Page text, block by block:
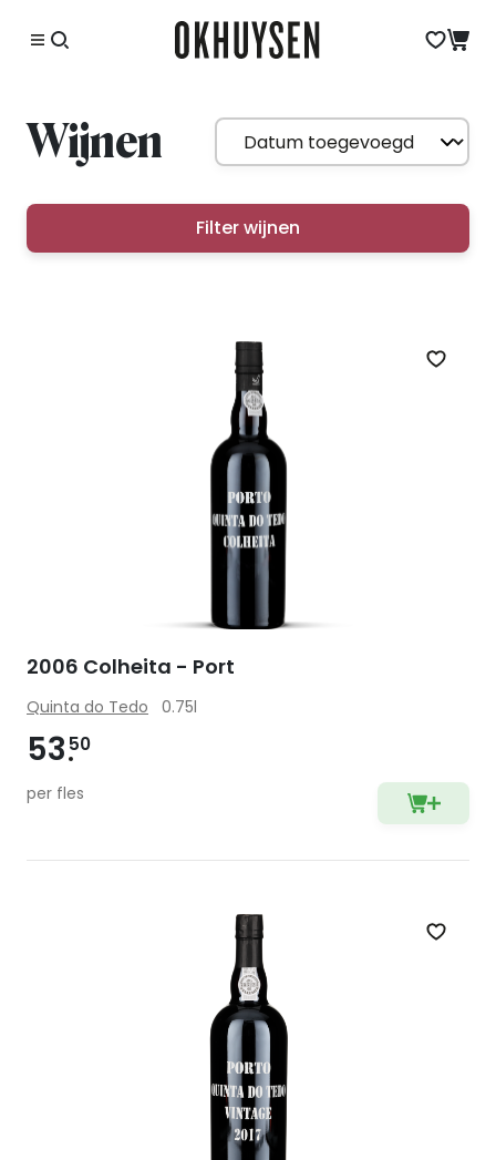
Wijnen
Filter wijnen
Zet
2006 Colheita - Port
Quinta do Tedo 0.75l
53 50
per fles
Zet